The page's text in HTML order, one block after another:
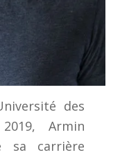
des
Armin
sa carrière